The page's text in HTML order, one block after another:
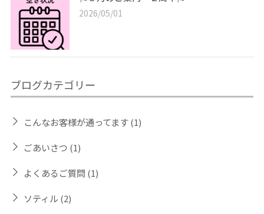
2026/05/01
ブログカテゴリー
こんなお客様が通ってます(1)
ごあいさつ (1)
よくあるご質問 (1)
ソティル (2)